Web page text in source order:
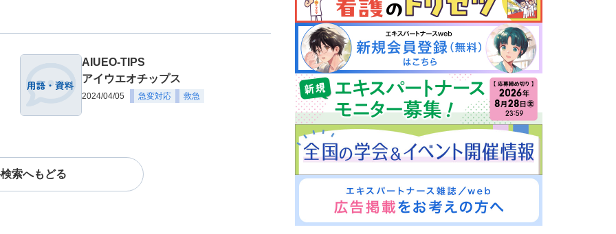
AIUEO-TIPS
アイウエオチップス
2024/04/05 急変対応 救急
索へもどる